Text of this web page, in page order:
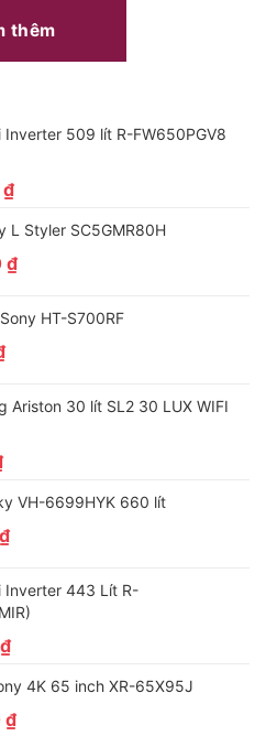
thêm
Inverter 509 lít R-FW650PGV8
₫
L Styler SC5GMR80H
₫
HT-S700RF
Ariston 30 lít SL2 30 LUX WIFI
VH-6699HYK 660 lít
₫
Inverter 443 Lít R-
₫
4K 65 inch XR-65X95J
₫